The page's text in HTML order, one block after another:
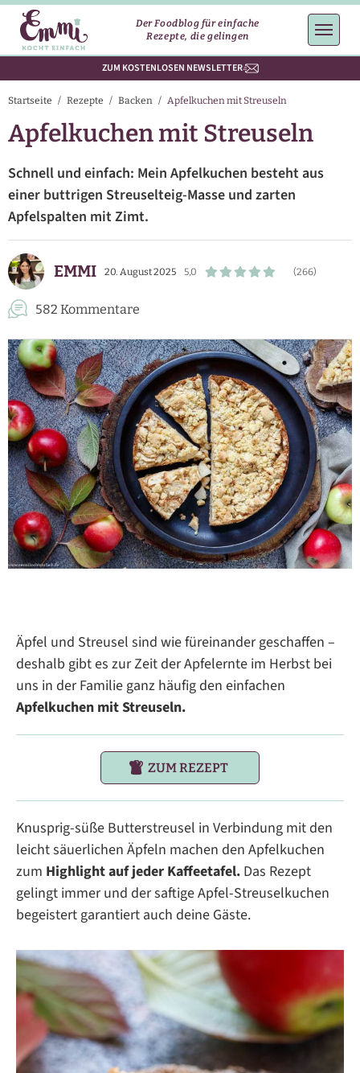
Der Foodblog für einfache
Rezepte, die gelingen
ZUM KOSTENLOSEN NEWSLETTER
Startseite / Rezepte / Backen / Apfelkuchen mit Streuseln
Apfelkuchen mit Streuseln
Schnell und einfach: Mein Apfelkuchen besteht aus
einer buttrigen Streuselteig-Masse und zarten
Apfelspalten mit Zimt.
EMMI 20. August 2025 5,0 (266)
582 Kommentare
Äpfel und Streusel sind wie füreinander geschaffen –
deshalb gibt es zur Zeit der Apfelernte im Herbst bei
uns in der Familie ganz häufig den einfachen
Apfelkuchen mit Streuseln.
ZUM REZEPT
Knusprig-süße Butterstreusel in Verbindung mit den
leicht säuerlichen Äpfeln machen den Apfelkuchen
zum Highlight auf jeder Kaffeetafel. Das Rezept
gelingt immer und der saftige Apfel-Streuselkuchen
begeistert garantiert auch deine Gäste.